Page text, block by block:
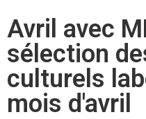
Avril avec
sélection
culturels
mois d'avril